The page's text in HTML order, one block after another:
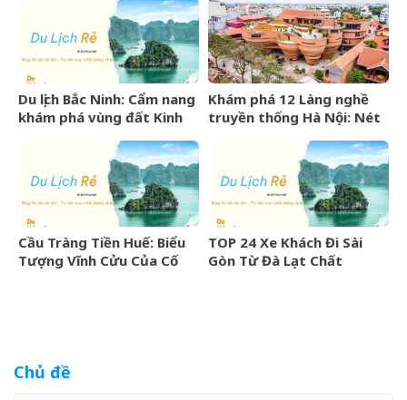
Trình Chi Tiết
Du lịch Bắc Ninh: Cẩm nang
khám phá vùng đất Kinh
Khám phá 12 Làng nghề
truyền thống Hà Nội: Nét
Cầu Tràng Tiền Huế: Biểu
Tượng Vĩnh Cửu Của Cố
TOP 24 Xe Khách Đi Sài
Gòn Từ Đà Lạt Chất
Chủ đề